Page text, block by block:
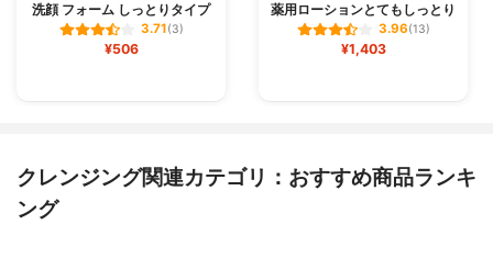
洗顔 フォーム しっとりタイプ
3.71(3)
¥506
薬用ローションとてもしっとり
3.96(13)
¥1,403
クレンジング関連カテゴリ：おすすめ商品ランキ
ング